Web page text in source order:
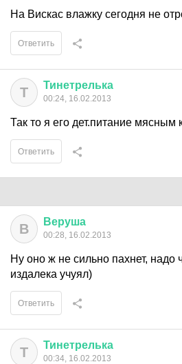
На Вискас влажку сегодня не
Ответить
Т Тинетрелька
00:24, 16.02.2013
Так то я его дет.питание мясным
Ответить
В Веруша
00:28, 16.02.2013
Ну оно ж не сильно пахнет, надо
издалека учуял)
Ответить
Т Тинетрелька
00:34, 16.02.2013